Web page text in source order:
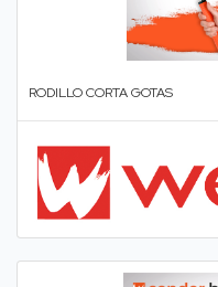
RODILLO CORTA GOTAS